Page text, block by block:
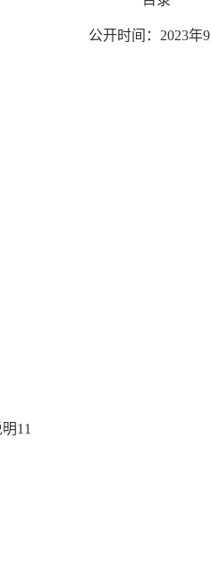
公开时间：2023年9
11